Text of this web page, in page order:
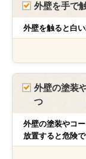
外壁を手で
外壁を触ると白
外壁の塗装
つ
外壁の塗装やコ
放置すると危険で